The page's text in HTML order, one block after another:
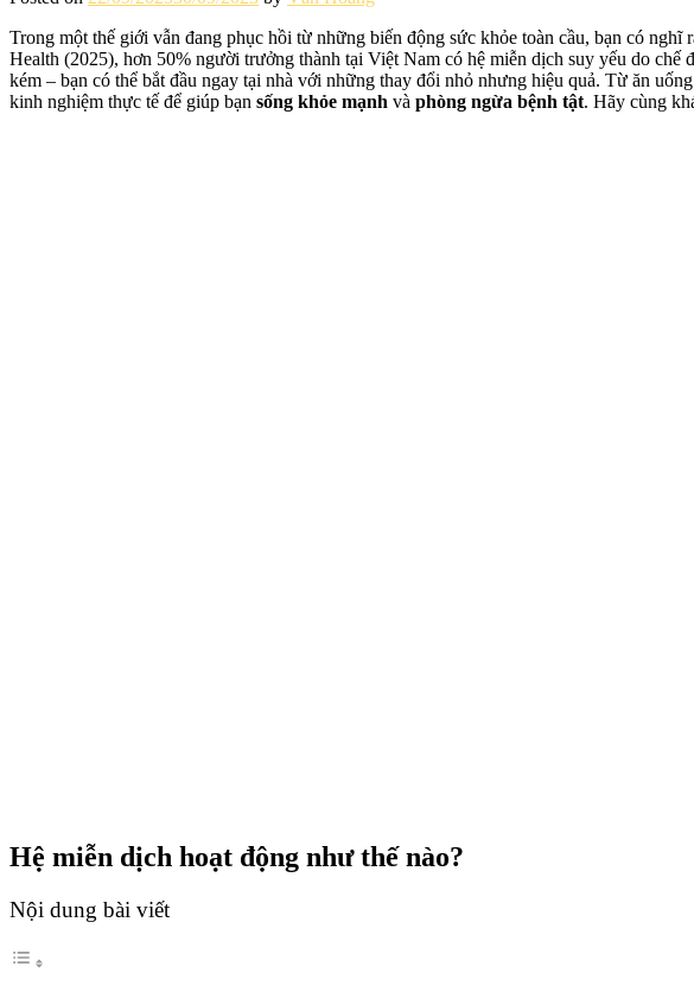
Trong một thế giới vẫn đang phục hồi từ những biến động sức khỏe toàn cầu, bạn có
Health (2025), hơn 50% người trưởng thành tại Việt Nam có hệ miễn dịch suy yếu do chế
kém – bạn có thể bắt đầu ngay tại nhà với những thay đổi nhỏ nhưng hiệu quả. Từ ăn
kinh nghiệm thực tế để giúp bạn sống khỏe mạnh và phòng ngừa bệnh tật. Hãy cùng
Hệ miễn dịch hoạt động như thế nào?
Nội dung bài viết